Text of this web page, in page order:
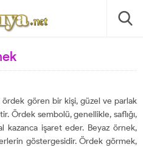
ördek gören bir kişi, güzel ve parlak
Ördek sembolü, genellikle, saflığı,
kazanca işaret eder. Beyaz örnek,
göstergesidir. Ördek görmek,